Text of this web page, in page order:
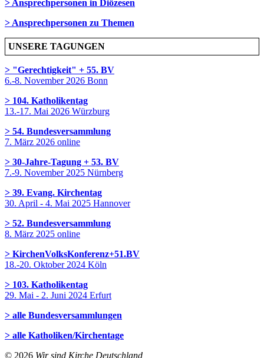
> Ansprechpersonen in Diözesen
> Ansprechpersonen zu Themen
UNSERE TAGUNGEN
> "Gerechtigkeit" + 55. BV
6.-8. November 2026 Bonn
> 104. Katholikentag
13.-17. Mai 2026 Würzburg
> 54. Bundesversammlung
7. März 2026 online
> 30-Jahre-Tagung + 53. BV
7.-9. November 2025 Nürnberg
> 39. Evang. Kirchentag
30. April - 4. Mai 2025 Hannover
> 52. Bundesversammlung
8. März 2025 online
> KirchenVolksKonferenz+51.BV
18.-20. Oktober 2024 Köln
> 103. Katholikentag
29. Mai - 2. Juni 2024 Erfurt
> alle Bundesversammlungen
> alle Katholiken/Kirchentage
© 2026 Wir sind Kirche Deutschland